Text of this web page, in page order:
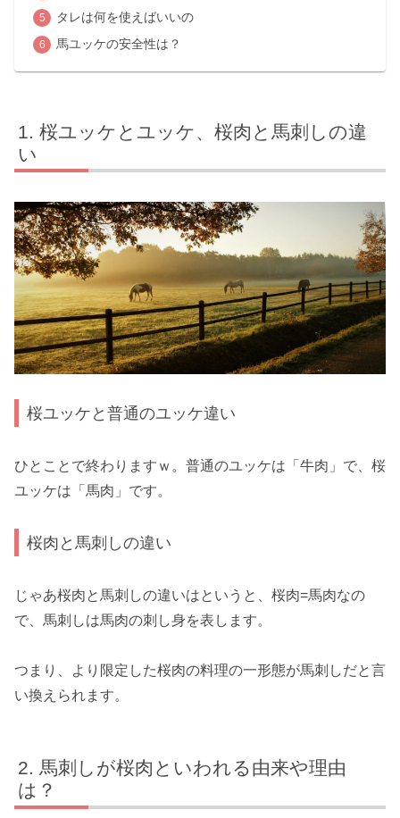
タレは何を使えばいいの
馬ユッケの安全性は？
桜ユッケとユッケ、桜肉と馬刺しの違
い
桜ユッケと普通のユッケ違い
ひとことで終わりますｗ。普通のユッケは「牛肉」で、桜
ユッケは「馬肉」です。
桜肉と馬刺しの違い
じゃあ桜肉と馬刺しの違いはというと、桜肉=馬肉なの
で、馬刺しは馬肉の刺し身を表します。
つまり、より限定した桜肉の料理の一形態が馬刺しだと言
い換えられます。
馬刺しが桜肉といわれる由来や理由
は？